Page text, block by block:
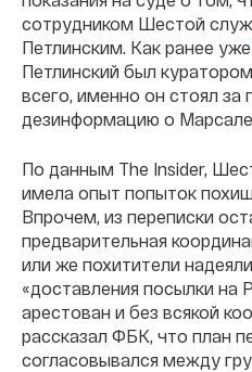
сотрудником Шестой
Петлинским. Как ранее уже
Петлинский был
всего, именно он стоял за
дезинформацию о
По данным The Insider,
имела опыт попыток
Впрочем, из переписки
предварительная
или же похитители
«доставления посылки на
арестован и без всякой
рассказал ФБК, что план
согласовывался между